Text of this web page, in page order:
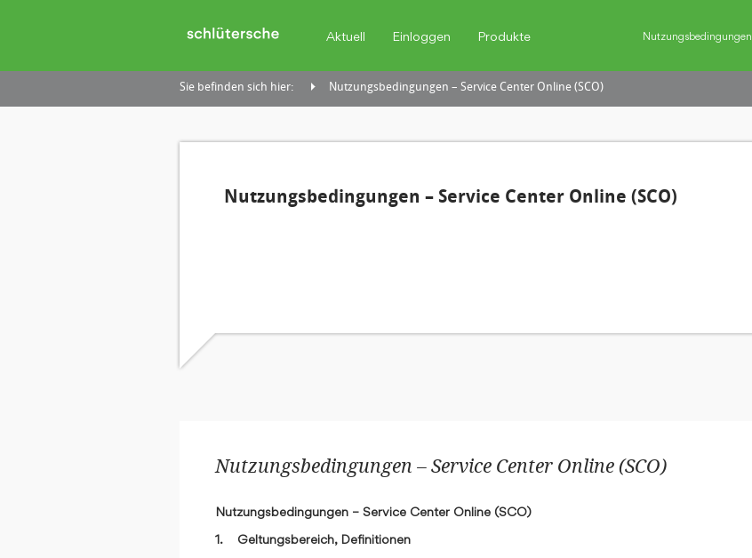
Aktuell Einloggen Produkte Nutzungsbedingungen
Sie befinden sich hier: Nutzungsbedingungen – Service Center Online (SCO)
Nutzungsbedingungen – Service Center Online (SCO)
Nutzungsbedingungen – Service Center Online (SCO)
Nutzungsbedingungen – Service Center Online (SCO)
1. Geltungsbereich, Definitionen